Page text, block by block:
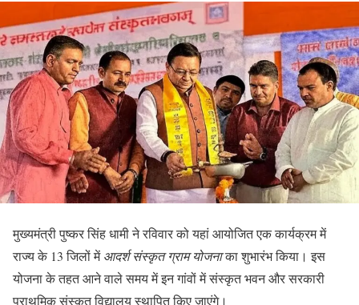
मुख्यमंत्री पुष्कर सिंह धामी ने रविवार को यहां आयोजित एक कार्यक्रम में
राज्य के 13 जिलों मेंआदर्श संस्कृत ग्राम योजनाका शुभारंभ किया। इस
योजना के तहत आने वाले समय में इन गांवों में संस्कृत भवन और सरकारी
प्राथमिक संस्कृत विद्यालय स्थापित किए जाएंगे।